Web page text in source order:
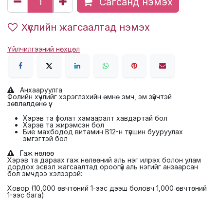
Хүслийн жагсаалтад нэмэх
Үйлчилгээний нөхцөл
Анхааруулга
Фолийн хүчлийг хэрэглэхийн өмнө эмч, эм зүйчтэй
зөвлөлдөнө үү.
Хэрэв та фолат хамааралт хавдартай бол
Хэрэв та жирэмсэн бол
Бие махбодод витамин В12-н түвшин бууруулах
эмгэгтэй бол
Гаж нөлөө
Хэрэв та дараах гаж нөлөөний аль нэг илрэх болон улам
дордох эсвэл жагсаалтад ороогүй аль нэгийг анзаарсан
бол эмчдээ хэлээрэй:
Ховор (10,000 өвчтөний 1-ээс дээш боловч 1,000 өвчтөний
1-ээс бага)